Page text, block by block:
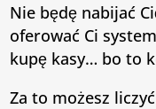
Nie będę nabijać
oferować Ci
kupę kasy… bo to
Za to możesz